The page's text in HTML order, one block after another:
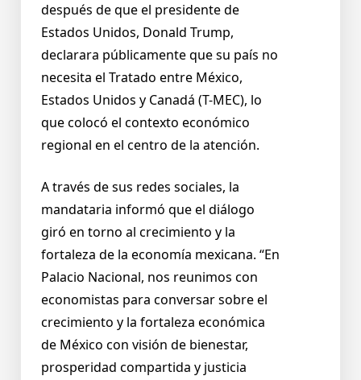
después de que el presidente de
Estados Unidos, Donald Trump,
declarara públicamente que su país no
necesita el Tratado entre México,
Estados Unidos y Canadá (T-MEC), lo
que colocó el contexto económico
regional en el centro de la atención.
A través de sus redes sociales, la
mandataria informó que el diálogo
giró en torno al crecimiento y la
fortaleza de la economía mexicana. “En
Palacio Nacional, nos reunimos con
economistas para conversar sobre el
crecimiento y la fortaleza económica
de México con visión de bienestar,
prosperidad compartida y justicia